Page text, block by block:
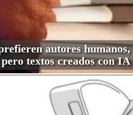
autores humanos,
pero textos creados con IA